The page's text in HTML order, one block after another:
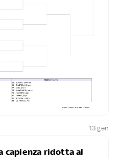
13 gen
capienza ridotta al